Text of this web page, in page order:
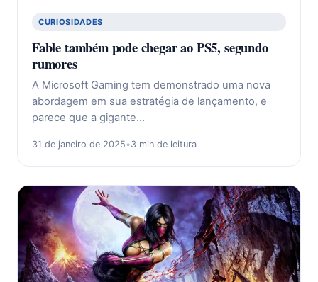
CURIOSIDADES
Fable também pode chegar ao PS5, segundo
rumores
A Microsoft Gaming tem demonstrado uma nova
abordagem em sua estratégia de lançamento, e
parece que a gigante…
31 de janeiro de 2025•3 min de leitura